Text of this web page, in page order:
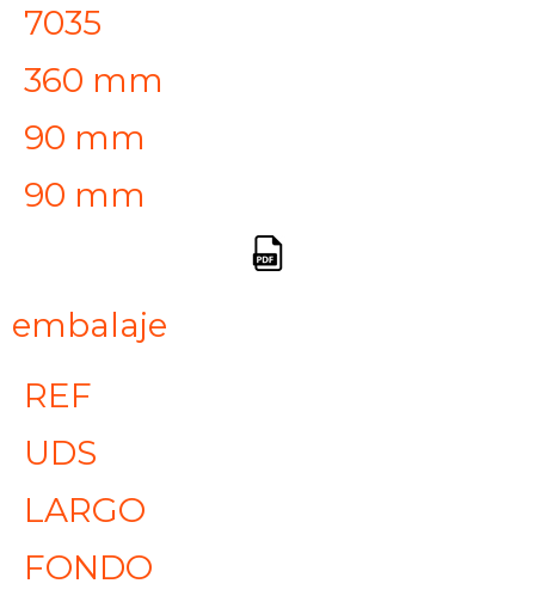
7035
360 mm
90 mm
90 mm
embalaje
REF
UDS
LARGO
FONDO